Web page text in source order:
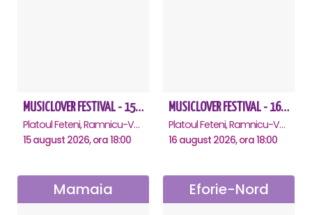
MUSICLOVER FESTIVAL - 15 AUGUST - CONNECT-R, DELIA, RON HEWITT, NICKI M, AURIKA
Platoul Feteni, Ramnicu-Valcea
15 august 2026, ora 18:00
MUSICLOVER FESTIVAL - 16 AUGUST - LEO DE LA ROSIORI SI MARCEL STEFANET & ETHNO REPUBLIC, TUDOR DEEJAY, VARER
Platoul Feteni, Ramnicu-Valcea
16 august 2026, ora 18:00
Mamaia Eforie-Nord